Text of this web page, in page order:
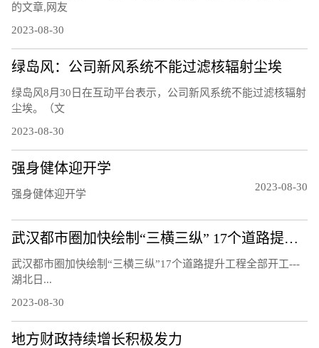
的文章,网友
2023-08-30
绿岛风：公司新风系统不能过滤核辐射尘埃
绿岛风8月30日在互动平台表示，公司新风系统不能过滤核辐射
尘埃。（文
2023-08-30
强身健体迎开学
强身健体迎开学
2023-08-30
武汉都市圈加快绘制“三横三纵” 17个道路提升工程全部开工
武汉都市圈加快绘制“三横三纵”17个道路提升工程全部开工---
湖北日...
2023-08-30
地方财政持续增长积极发力